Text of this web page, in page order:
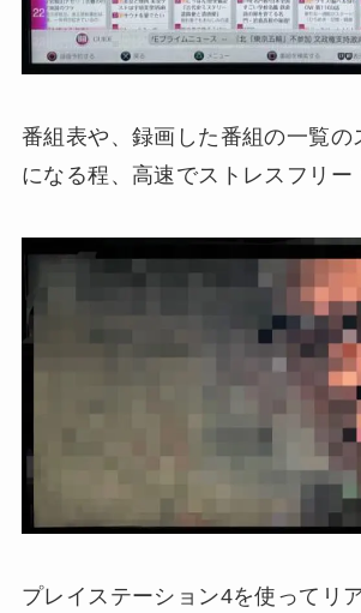
番組表や、録画した番組の一覧の
になる程、高速でストレスフリー
プレイステーション4を使ってリ